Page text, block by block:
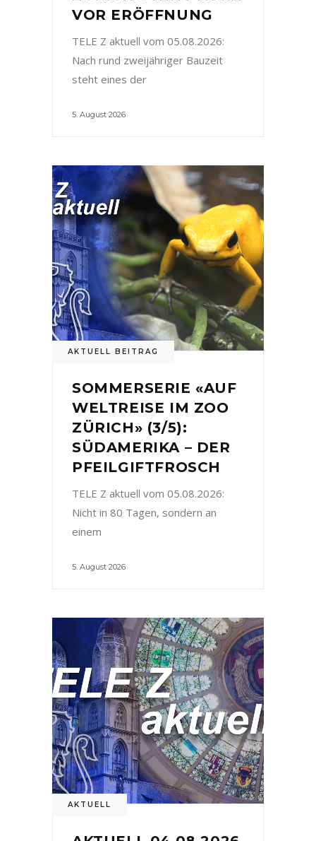
VOR ERÖFFNUNG
TELE Z aktuell vom 05.08.2026:
Nach rund zweijähriger Bauzeit
steht eines der
5. August 2026
AKTUELL BEITRAG
SOMMERSERIE «AUF
WELTREISE IM ZOO
ZÜRICH» (3/5):
SÜDAMERIKA – DER
PFEILGIFTFROSCH
TELE Z aktuell vom 05.08.2026:
Nicht in 80 Tagen, sondern an
einem
5. August 2026
AKTUELL